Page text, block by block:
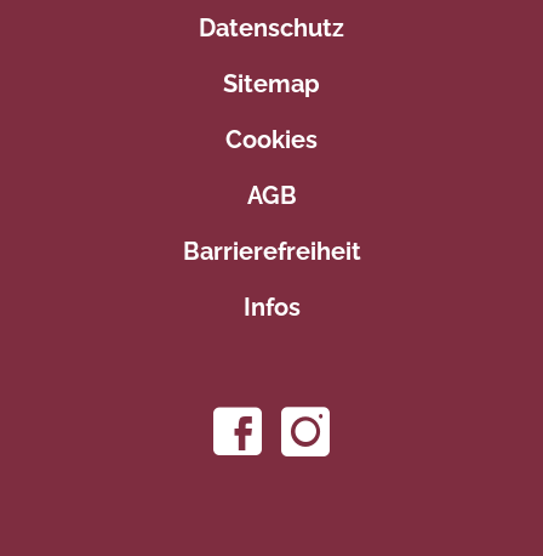
Datenschutz
Sitemap
Cookies
AGB
Barrierefreiheit
Infos